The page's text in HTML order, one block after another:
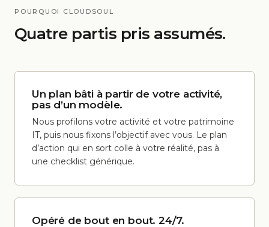
POURQUOI CLOUDSOUL
Quatre partis pris assumés.
Un plan bâti à partir de votre activité,
pas d’un modèle.
Nous profilons votre activité et votre patrimoine
IT, puis nous fixons l’objectif avec vous. Le plan
d’action qui en sort colle à votre réalité, pas à
une checklist générique.
Opéré de bout en bout. 24/7.